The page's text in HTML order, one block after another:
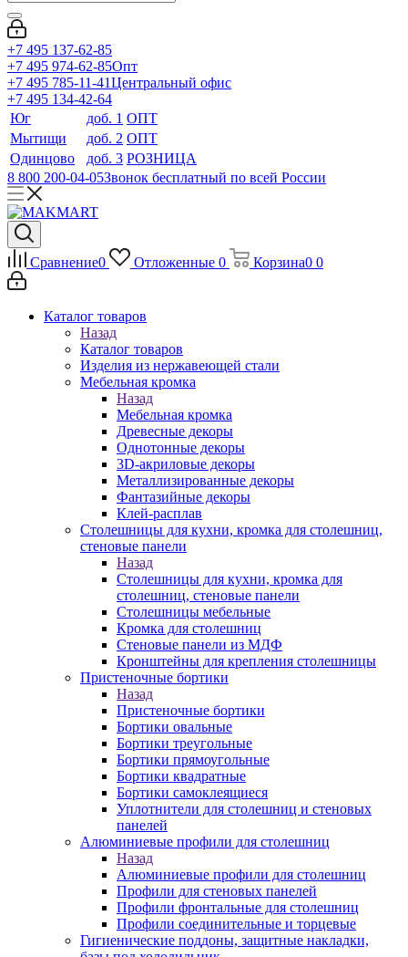
+7 495 137-62-85
+7 495 974-62-85Опт
+7 495 785-11-41Центральный офис
+7 495 134-42-64
Юг
доб. 1 ОПТ
Мытищи
доб. 2 ОПТ
Одинцово
доб. 3 РОЗНИЦА
8 800 200-04-05Звонок бесплатный по всей России
Сравнение0 Отложенные 0 Корзина0 0
Каталог товаров
Назад
Каталог товаров
Изделия из нержавеющей стали
Мебельная кромка
Назад
Мебельная кромка
Древесные декоры
Однотонные декоры
3D-акриловые декоры
Металлизированные декоры
Фантазийные декоры
Клей-расплав
Столешницы для кухни, кромка для столешниц,
стеновые панели
Назад
Столешницы для кухни, кромка для
столешниц, стеновые панели
Столешницы мебельные
Кромка для столешниц
Стеновые панели из МДФ
Кронштейны для крепления столешницы
Пристеночные бортики
Назад
Пристеночные бортики
Бортики овальные
Бортики треугольные
Бортики прямоугольные
Бортики квадратные
Бортики самоклеящиеся
Уплотнители для столешниц и стеновых
панелей
Алюминиевые профили для столешниц
Назад
Алюминиевые профили для столешниц
Профили для стеновых панелей
Профили фронтальные для столешниц
Профили соединительные и торцевые
Гигиенические поддоны, защитные накладки,